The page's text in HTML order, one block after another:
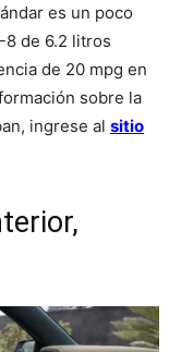
es un poco
8 de 6.2 litros
de 20 mpg en
sobre la
ingrese al sitio